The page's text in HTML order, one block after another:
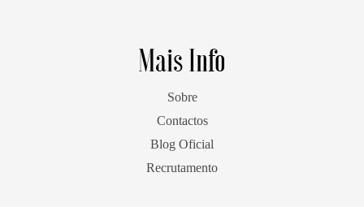
Mais Info
Sobre
Contactos
Blog Oficial
Recrutamento